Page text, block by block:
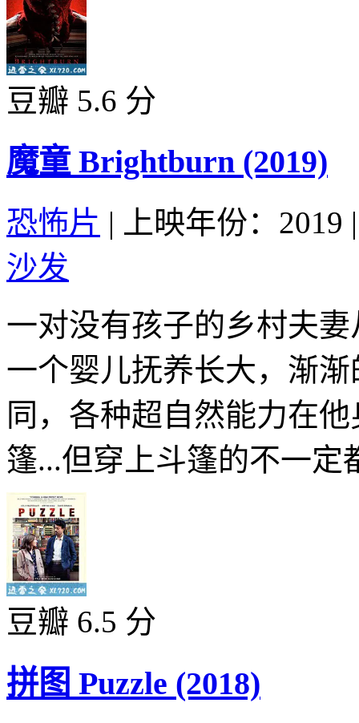
豆瓣 5.6 分
魔童 Brightburn (2019)
恐怖片 | 上映年份：2019 |
沙发
一对没有孩子的乡村夫
一个婴儿抚养长大，渐
同，各种超自然能力在
篷...但穿上斗篷的不一定
豆瓣 6.5 分
拼图 Puzzle (2018)